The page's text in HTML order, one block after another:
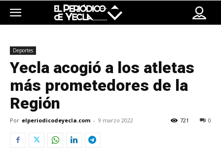
Deportes
Yecla acogió a los atletas
más prometedores de la
Región
Por elperiodicodeyecla.com - 9 marzo 2022 0
721